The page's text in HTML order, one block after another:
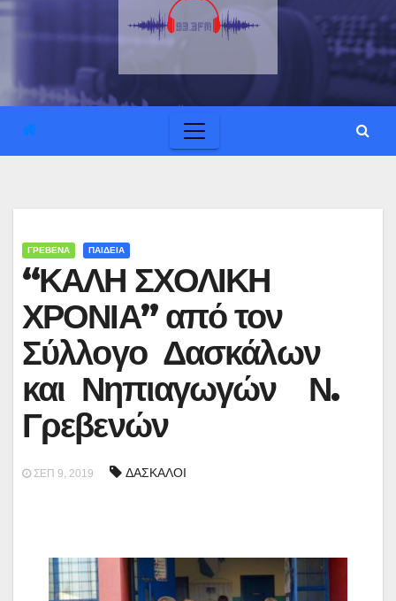
ΓΡΕΒΕΝΑ ΠΑΙΔΕΙΑ
“ΚΑΛΗ ΣΧΟΛΙΚΗ
ΧΡΟΝΙΑ” από τον
Σύλλογο Δασκάλων
και Νηπιαγωγών Ν.
Γρεβενών
ΣΕΠ 9, 2019 ΔΑΣΚΑΛΟΙ